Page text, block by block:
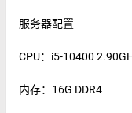
服务器配置
CPU：i5-10400
内存：16G DDR4